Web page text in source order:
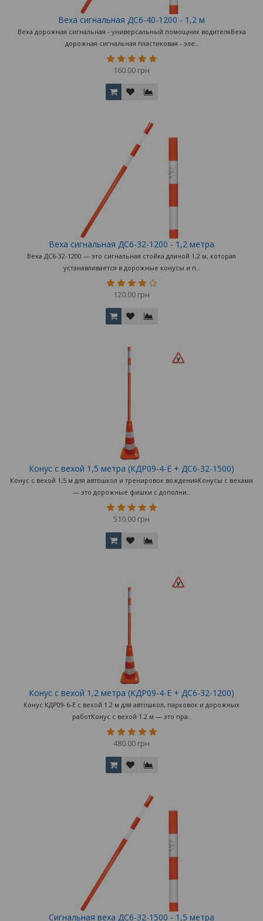
Веха сигнальная ДС6-40-1200 - 1,2 м
Веха дорожная сигнальная - универсальный помощник водителяВеха
дорожная сигнальная пластиковая - эле..
160.00 грн
Веха сигнальная ДС6-32-1200 - 1,2 метра
Веха ДС6-32-1200 — это сигнальная стойка длиной 1,2 м, которая
устанавливается в дорожные конусы и п..
120.00 грн
Конус с вехой 1,5 метра (КДР09-4-Е + ДС6-32-1500)
Конус с вехой 1,5 м для автошкол и тренировок вожденияКонусы с вехами
— это дорожные фишки с дополни..
510.00 грн
Конус с вехой 1,2 метра (КДР09-4-Е + ДС6-32-1200)
Конус КДР09-6-Е с вехой 1.2 м для автошкол, парковок и дорожных
работКонус с вехой 1.2 м — это пра..
480.00 грн
Сигнальная веха ДС6-32-1500 - 1,5 метра